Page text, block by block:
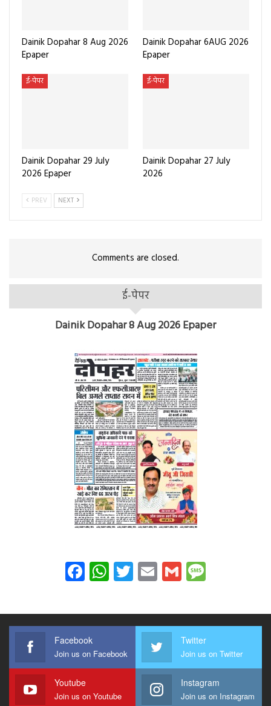
Dainik Dopahar 8 Aug 2026
Epaper
Dainik Dopahar 6AUG 2026
Epaper
ई-पेपर
Dainik Dopahar 29 July
2026 Epaper
ई-पेपर
Dainik Dopahar 27 July
2026
PREV NEXT
Comments are closed.
ई-पेपर
Dainik Dopahar 8 Aug 2026 Epaper
Facebook
WhatsApp
Twitter
EmailGmail
Facebook
Join us on Facebook
Twitter
Join us on Twitter
Youtube
Join us on Youtube
Instagram
Join us on Instagram